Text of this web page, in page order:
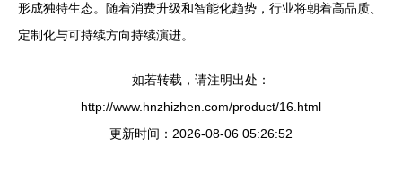
形成独特生态。随着消费升级和智能化趋势，行业将朝着高品质、
定制化与可持续方向持续演进。
如若转载，请注明出处：
http://www.hnzhizhen.com/product/16.html
更新时间：2026-08-06 05:26:52